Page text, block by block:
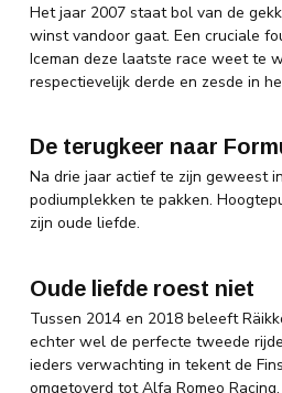
Het jaar 2007 staat bol van de
winst vandoor gaat. Een cruciale
Iceman deze laatste race weet te
respectievelijk derde en zesde in
De terugkeer naar
Na drie jaar actief te zijn geweest
podiumplekken te pakken.
zijn oude liefde.
Oude liefde roest niet
Tussen 2014 en 2018 beleeft
echter wel de perfecte tweede
ieders verwachting in tekent de
omgetoverd tot Alfa Romeo Racing.